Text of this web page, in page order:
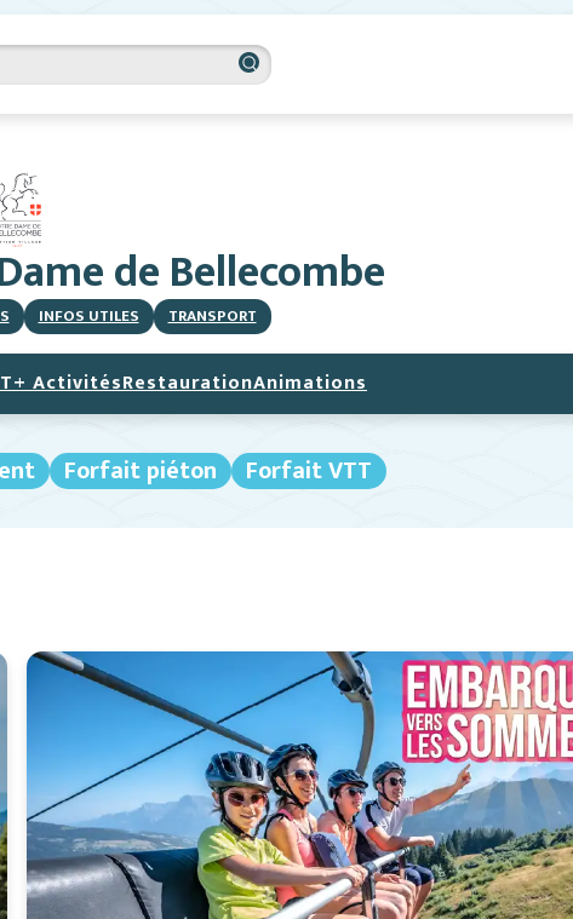
de Bellecombe
INFOS UTILES TRANSPORT
+ ActivitésRestaurationAnimations
Forfait piéton Forfait VTT